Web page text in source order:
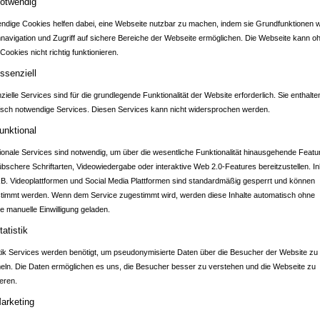
Cookies helfen dabei, eine Webseite nutzbar zu machen, indem sie Grundfunktionen
und Zugriff auf sichere Bereiche der Webseite ermöglichen. Die Webseite kann
nicht richtig funktionieren.
Services sind für die grundlegende Funktionalität der Website erforderlich. Sie
notwendige Services. Diesen Services kann nicht widersprochen werden.
Services sind notwendig, um über die wesentliche Funktionalität hinausgehende
Schriftarten, Videowiedergabe oder interaktive Web 2.0-Features bereitzustellen.
Videoplattformen und Social Media Plattformen sind standardmäßig gesperrt und können
werden. Wenn dem Service zugestimmt wird, werden diese Inhalte automatisch ohne
manuelle Einwilligung geladen.
Services werden benötigt, um pseudonymisierte Daten über die Besucher der Website zu
Die Daten ermöglichen es uns, die Besucher besser zu verstehen und die Webseite zu
AVDYLI IMMOBILIEN AUS
Hier können Sie sparen!
am24.03.2025vonAvdyli Immobilien
von
IMMOBILIEN